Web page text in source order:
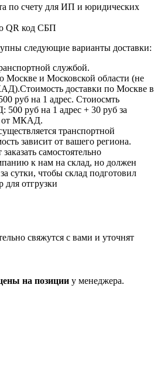
по счету для ИП и юридических
QR код СБП
следующие варианты доставки:
службой.
Москве и Московской области (не
доставки по Москве в
руб на 1 адрес. Стоиосмть
руб на 1 адрес + 30 руб за
от МКАД.
транспортной
зависит от вашего региона.
самостоятельно
к нам на склад, но должен
сутки, чтобы склад подготовил
для отгрузки
свяжутся с вами и уточнят
на позиции у менеджера.